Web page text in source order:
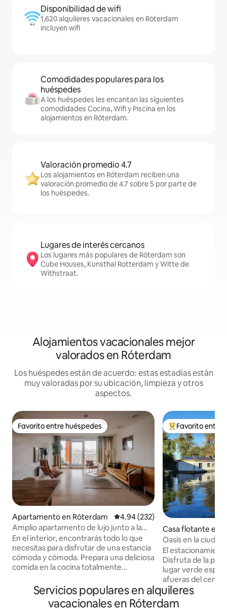
Disponibilidad de wifi
1,620 alquileres vacacionales en Róterdam
incluyen wifi
Comodidades populares para los
huéspedes
A los huéspedes les encantan las siguientes
comodidades Cocina, Wifi y Piscina en los
alojamientos en Róterdam.
Valoración promedio 4.7
Los alojamientos en Róterdam reciben una
valoración promedio de 4.7 sobre 5 por parte de
los huéspedes.
Lugares de interés cercanos
Los lugares más populares de Róterdam son
Cube Houses, Kunsthal Rotterdam y Witte de
Withstraat.
Alojamientos vacacionales mejor
valorados en Róterdam
Los huéspedes están de acuerdo: estas estadías están
muy valoradas por su ubicación, limpieza y otros
aspectos.
Favorito entre huéspedes
Favorito entre huéspedes
Apartamento en Róterdam Calificación promedio: 4.94 de
4.94 (232)
Amplio apartamento de lujo junto a la
estación central
En el interior, encontrarás todo lo que
necesitas para disfrutar de una estancia
cómoda y cómoda. Prepara una deliciosa
comida en la cocina totalmente
estar o relájate en la lujosa bañera en el
espacioso baño. El apartamento cuenta
con dos dormitorios, lo que garantiza
Favorito entre
Favorito entre
Casa flotante en
Oasis en la
espaciosa,
El
Disfruta de la paz
lugar verde
afueras del
las comodidades:
conexión Wi-Fi
Nespresso para
Servicios populares en alquileres
vacacionales en Róterdam